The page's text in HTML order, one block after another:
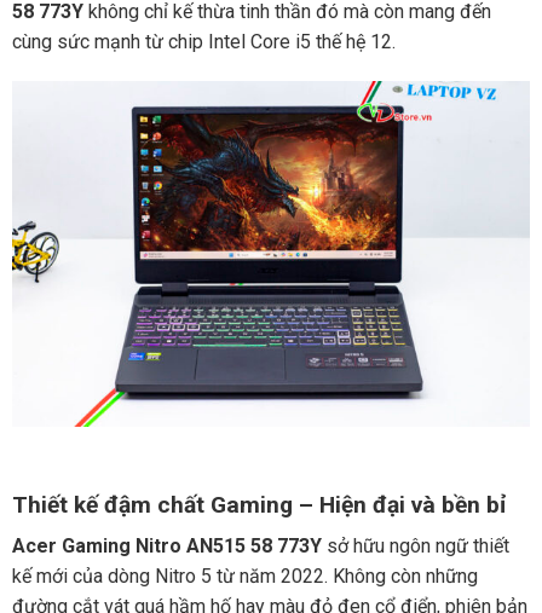
58 773Ykhông chỉ kế thừa tinh thần đó mà còn mang đến
cùng sức mạnh từ chip Intel Core i5 thế hệ 12.
Thiết kế đậm chất Gaming – Hiện đại và bền bỉ
Acer Gaming Nitro AN515 58 773Ysở hữu ngôn ngữ thiết
kế mới của dòng Nitro 5 từ năm 2022. Không còn những
đường cắt vát quá hầm hố hay màu đỏ đen cổ điển, phiên bản